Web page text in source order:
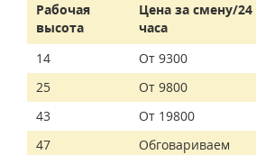
Рабочая
высота
Цена за смену/24
часа
14 От 9300
25
От 9800
43
От 19800
47
Обговариваем